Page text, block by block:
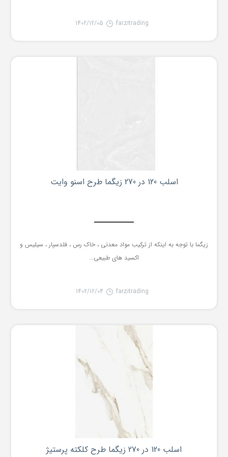
farzitrading
1402/12/05
اسلب 120 در 270 زیگما طرح اسنو وایت
زیگما با توجه به اینکه از ترکیب مواد معدنی ، خاک رس ، فلدسپار ، سیلیس و
اکسید های طبیعی...
farzitrading
1402/12/04
اسلب 120 در 270 زیگما طرح کلکته پرستیژ